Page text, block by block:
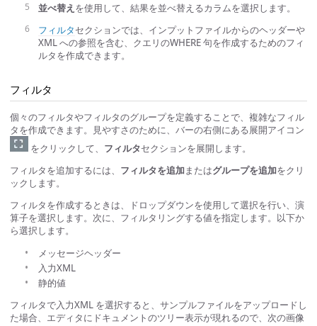
並べ替え を使用して、結果を並べ替えるカラムを選択します。
フィルタセクションでは、インプットファイルからのヘッダーや
XML への参照を含む、クエリのWHERE 句を作成するためのフィ
ルタを作成できます。
フィルタ
個々のフィルタやフィルタのグループを定義することで、複雑なフィル
タを作成できます。見やすさのために、バーの右側にある展開アイコン
をクリックして、 フィルタセクションを展開します。
フィルタを追加するには、 フィルタを追加またはグループを追加をクリ
ックします。
フィルタを作成するときは、ドロップダウンを使用して選択を行い、演
算子を選択します。次に、フィルタリングする値を指定します。以下か
ら選択します。
メッセージヘッダー
入力XML
静的値
フィルタで入力XML を選択すると、サンプルファイルをアップロードし
た場合、エディタにドキュメントのツリー表示が現れるので、次の画像